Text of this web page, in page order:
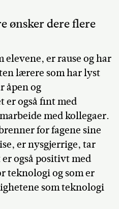
ønsker dere flere
elevene, er rause og har
lærere som har lyst
åpen og
også fint med
med kollegaer.
for fagene sine
er nysgjerrige, tar
også positivt med
teknologi og som er
som teknologi